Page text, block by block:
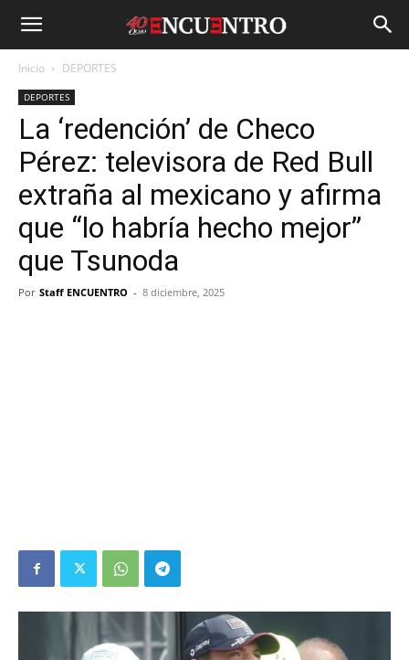
Inicio DEPORTES
DEPORTES
La ‘redención’ de Checo
Pérez: televisora de Red Bull
extraña al mexicano y afirma
que “lo habría hecho mejor”
que Tsunoda
Por Staff ENCUENTRO - 8 diciembre, 2025